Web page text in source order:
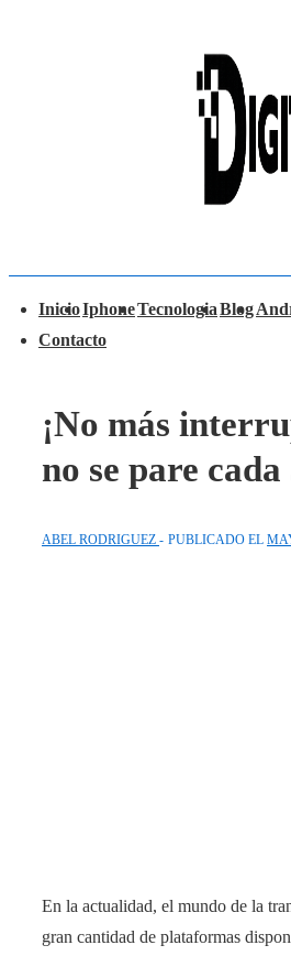
InicioIphoneTecnologiaBlog
Contacto
¡No más
no se pare
ABEL RODRIGUEZ PUBLICADO EL
En la actualidad, el mundo de la
gran cantidad de plataformas